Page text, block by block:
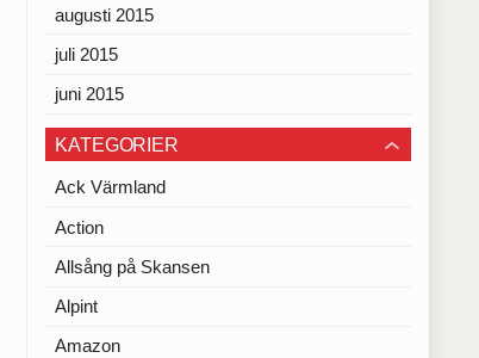
augusti 2015
juli 2015
juni 2015
KATEGORIER
Ack Värmland
Action
Allsång på Skansen
Alpint
Amazon